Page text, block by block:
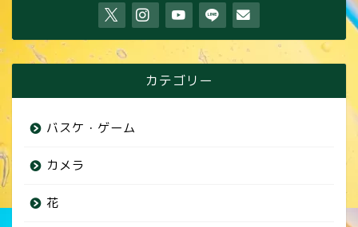
カテゴリー
バスケ・ゲーム
カメラ
花